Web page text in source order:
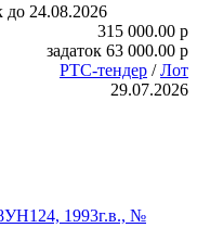
до 24.08.2026
315 000.00 p
задаток 63 000.00 p
РТС-тендер /Лот
29.07.2026
1993г.в., №